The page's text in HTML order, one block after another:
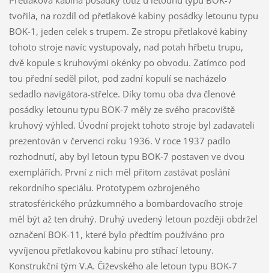
tvořila, na rozdíl od přetlakové kabiny posádky letounu typu
BOK-1, jeden celek s trupem. Ze stropu přetlakové kabiny
tohoto stroje navíc vystupovaly, nad potah hřbetu trupu,
dvě kopule s kruhovými okénky po obvodu. Zatímco pod
tou přední seděl pilot, pod zadní kopulí se nacházelo
sedadlo navigátora-střelce. Díky tomu oba dva členové
posádky letounu typu BOK-7 měly ze svého pracoviště
kruhový výhled. Úvodní projekt tohoto stroje byl zadavateli
prezentován v červenci roku 1936. V roce 1937 padlo
rozhodnutí, aby byl letoun typu BOK-7 postaven ve dvou
exemplářích. První z nich měl přitom zastávat poslání
rekordního speciálu. Prototypem ozbrojeného
stratosférického průzkumného a bombardovacího stroje
měl být až ten druhý. Druhý uvedený letoun později obdržel
označení BOK-11, které bylo předtím používáno pro
vyvíjenou přetlakovou kabinu pro stíhací letouny.
Konstrukční tým V.A. Čiževského ale letoun typu BOK-7